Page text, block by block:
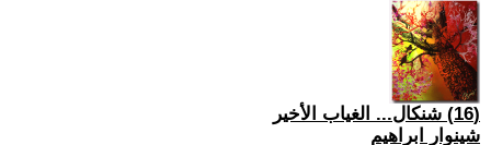
(16) شنكال... الغياب الأخير
شينوار ابراهيم